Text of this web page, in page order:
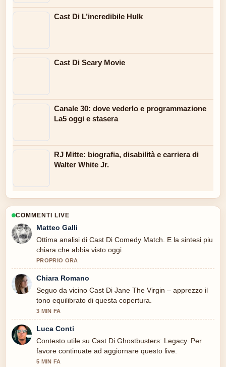
Cast Di L’incredibile Hulk
Cast Di Scary Movie
Canale 30: dove vederlo e programmazione
La5 oggi e stasera
RJ Mitte: biografia, disabilità e carriera di
Walter White Jr.
COMMENTI LIVE
Matteo Galli
Ottima analisi di Cast Di Comedy Match. E la sintesi piu
chiara che abbia visto oggi.
PROPRIO ORA
Chiara Romano
Seguo da vicino Cast Di Jane The Virgin – apprezzo il
tono equilibrato di questa copertura.
3 MIN FA
Luca Conti
Contesto utile su Cast Di Ghostbusters: Legacy. Per
favore continuate ad aggiornare questo live.
5 MIN FA